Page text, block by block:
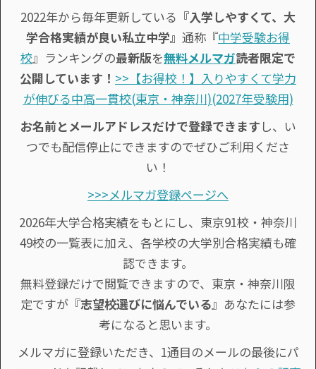
2022年から毎年更新している 『入学しやすくて、大
学合格実績が良い私立中学』 通称『中学受験お得
校』ランキングの最新版を無料メルマガ読者限定で
公開しています！ >>【お得校！】入りやすくて学力
が伸びる中高一貫校(東京・神奈川)(2027年受験用)
お名前とメールアドレスだけで登録できます し、い
つでも配信停止にできますのでぜひご利用くださ
い！
>>>メルマガ登録ページへ
2026年大学合格実績をもとにし、東京91校・神奈川
49校の一覧表に加え、各学校の大学別合格実績も確
認できます。
無料登録だけで閲覧できますので、東京・神奈川限
定ですが『志望校選びに悩んでいる』あなたには参
考になると思います。
メルマガに登録いただき、1通目のメールの最後にパ